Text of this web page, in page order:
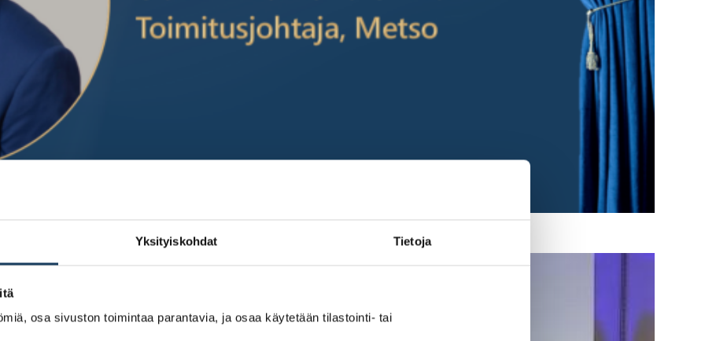
Yksityiskohdat Tietoja
osa sivuston toimintaa parantavia, ja osaa käytetään tilastointi- tai
standardit kaivos- ja kivenmurskausaloille